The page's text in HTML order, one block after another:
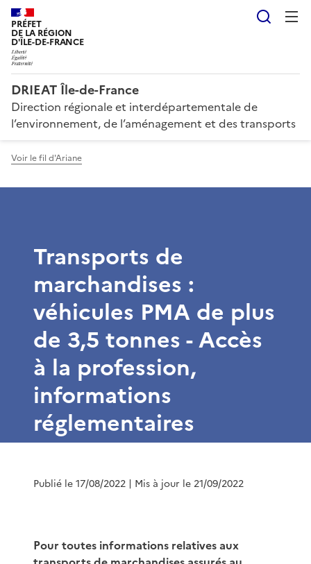
PRÉFET
DE LA RÉGION
D'ÎLE-DE-FRANCE
DRIEAT Île-de-France
Direction régionale et interdépartementale de
l’environnement, de l’aménagement et des transports
Voir le fil d'Ariane
Transports de
marchandises :
véhicules PMA de plus
de 3,5 tonnes - Accès
à la profession,
informations
réglementaires
Publié le 17/08/2022 | Mis à jour le 21/09/2022
Pour toutes informations relatives aux